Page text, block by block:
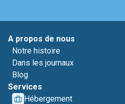
A propos de nous
Notre histoire
Dans les journaux
Blog
Services
Hébergement